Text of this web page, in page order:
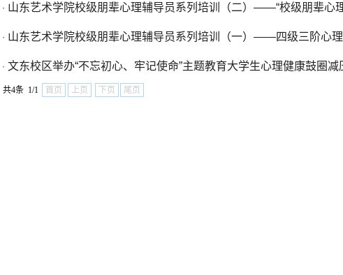
· 山东艺术学院校级朋辈心理辅导员系列培训（二）——“校级朋辈心
· 山东艺术学院校级朋辈心理辅导员系列培训（一）——四级三阶心理
· 文东校区举办“不忘初心、牢记使命”主题教育大学生心理健康鼓圈减
共4条 1/1 首页 上页 下页 尾页